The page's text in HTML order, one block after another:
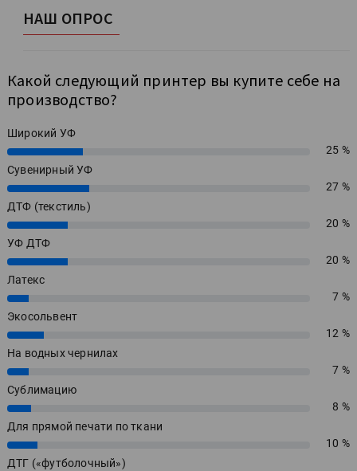
НАШ ОПРОС
Какой следующий принтер вы купите себе на
производство?
Широкий УФ
25%
25 %
Сувенирный УФ
27%
27 %
ДТФ (текстиль)
20%
20 %
УФ ДТФ
20%
20 %
Латекс
7%
7 %
Экосольвент
12%
12 %
На водных чернилах
7%
7 %
Сублимацию
8%
8 %
Для прямой печати по ткани
10%
10 %
ДТГ («футболочный»)